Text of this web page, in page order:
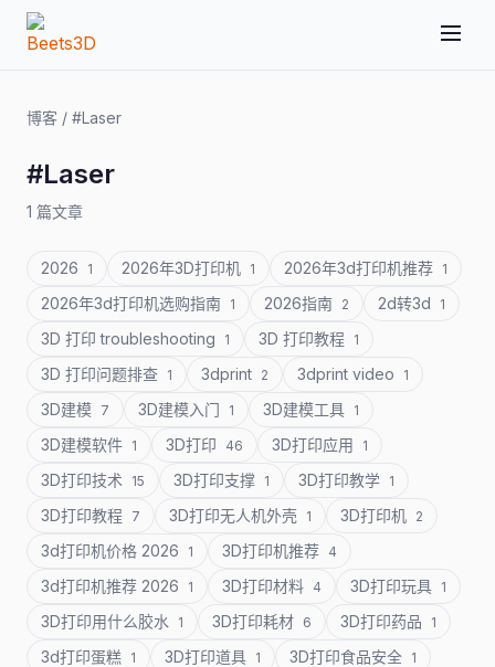
博客 / #Laser
#Laser
1 篇文章
2026 1 2026年3D打印机 1 2026年3d打印机推荐 1
2026年3d打印机选购指南 1 2026指南 2 2d转3d 1
3D 打印 troubleshooting 1 3D 打印教程 1
3D 打印问题排查 1 3dprint 2 3dprint video 1
3D建模 7 3D建模入门 1 3D建模工具 1
3D建模软件 1 3D打印 46 3D打印应用 1
3D打印技术 15 3D打印支撑 1 3D打印教学 1
3D打印教程 7 3D打印无人机外壳 1 3D打印机 2
3d打印机价格 2026 1 3D打印机推荐 4
3d打印机推荐 2026 1 3D打印材料 4 3D打印玩具 1
3D打印用什么胶水 1 3D打印耗材 6 3D打印药品 1
3d打印蛋糕 1 3D打印道具 1 3D打印食品安全 1